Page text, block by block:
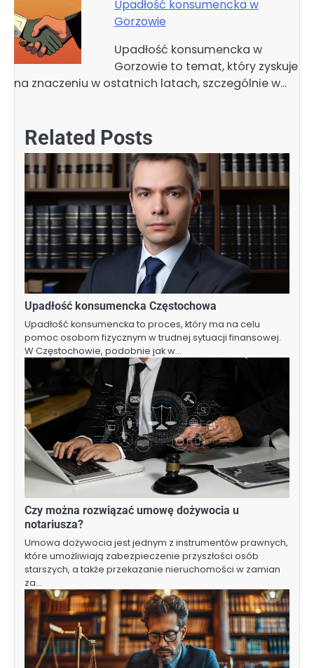
Upadłość konsumencka w
Gorzowie
Upadłość konsumencka w
Gorzowie to temat, który zyskuje
na znaczeniu w ostatnich latach, szczególnie w…
Related Posts
Upadłość konsumencka Częstochowa
Upadłość konsumencka to proces, który ma na celu
pomoc osobom fizycznym w trudnej sytuacji finansowej.
W Częstochowie, podobnie jak w…
Czy można rozwiązać umowę dożywocia u
notariusza?
Umowa dożywocia jest jednym z instrumentów prawnych,
które umożliwiają zabezpieczenie przyszłości osób
starszych, a także przekazanie nieruchomości w zamian
za…